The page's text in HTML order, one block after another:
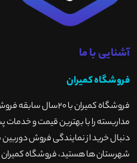
آشنایی با ما
فروشگاه کمیران
فروشگاه کمیران با
مداربسته را با بهترین قیمت و
دنبال خرید از نمایندگی فروش دوربین
شهرستان ها هستید، فروشگاه کمیران